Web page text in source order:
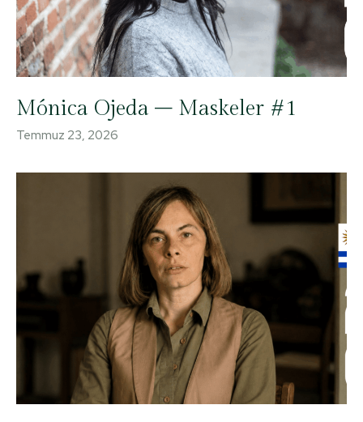
Mónica Ojeda – Maskeler #1
Temmuz 23, 2026